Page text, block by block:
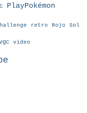
PlayPokémon
retro Rojo Sol
video